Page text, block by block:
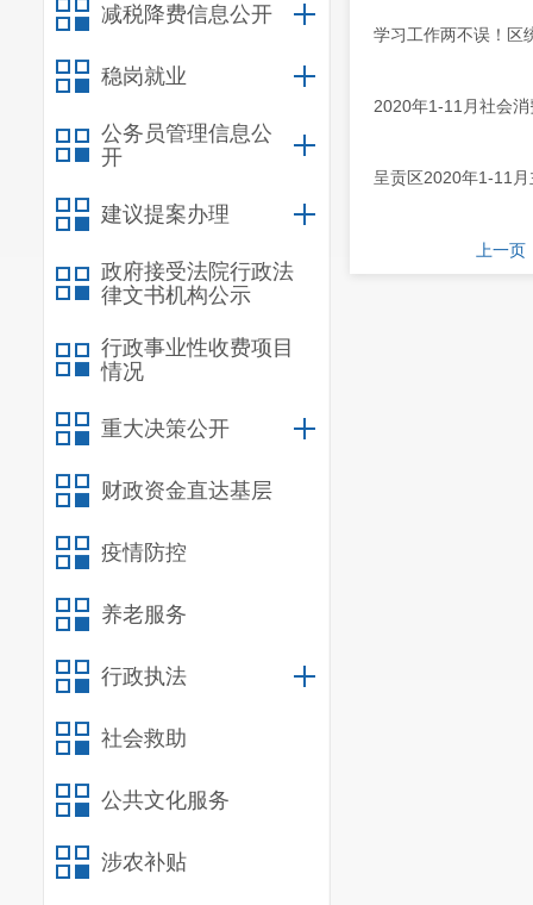
减税降费信息公开
稳岗就业
公务员管理信息公
开
建议提案办理
政府接受法院行政法
律文书机构公示
行政事业性收费项目
情况
重大决策公开
财政资金直达基层
疫情防控
养老服务
行政执法
社会救助
公共文化服务
涉农补贴
学习工作两不误！区
2020年1-11月社会
呈贡区2020年1-11
上一页